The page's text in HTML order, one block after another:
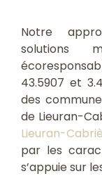
Notre
solutions
43.5907 et
des
de Lieuran-
Lieuran-
par les
s’appuie sur